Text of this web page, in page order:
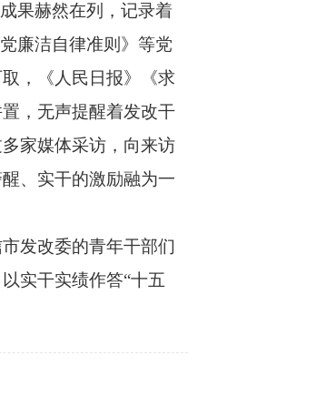
果赫然在列，记录着
廉洁自律准则》等党
，《人民日报》《求
，无声提醒着发改干
家媒体采访，向来访
、实干的激励融为一
发改委的青年干部们
实干实绩作答“十五